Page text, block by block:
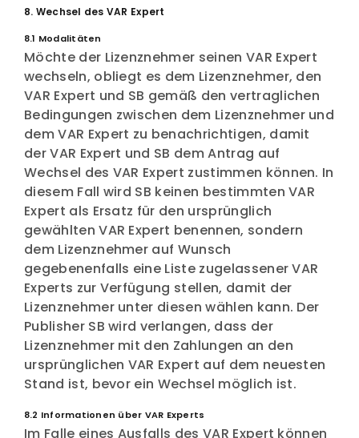
8. Wechsel des VAR Expert
8.1 Modalitäten
Möchte der Lizenznehmer seinen VAR Expert
wechseln, obliegt es dem Lizenznehmer, den
VAR Expert und SB gemäß den vertraglichen
Bedingungen zwischen dem Lizenznehmer und
dem VAR Expert zu benachrichtigen, damit
der VAR Expert und SB dem Antrag auf
Wechsel des VAR Expert zustimmen können. In
diesem Fall wird SB keinen bestimmten VAR
Expert als Ersatz für den ursprünglich
gewählten VAR Expert benennen, sondern
dem Lizenznehmer auf Wunsch
gegebenenfalls eine Liste zugelassener VAR
Experts zur Verfügung stellen, damit der
Lizenznehmer unter diesen wählen kann. Der
Publisher SB wird verlangen, dass der
Lizenznehmer mit den Zahlungen an den
ursprünglichen VAR Expert auf dem neuesten
Stand ist, bevor ein Wechsel möglich ist.
8.2 Informationen über VAR Experts
Im Falle eines Ausfalls des VAR Expert können